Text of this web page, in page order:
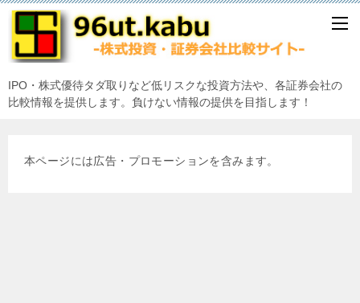
IPO・株式優待タダ取りなど低リスクな投資方法や、各証券会社の
比較情報を提供します。負けない情報の提供を目指します！
本ページには広告・プロモーションを含みます。